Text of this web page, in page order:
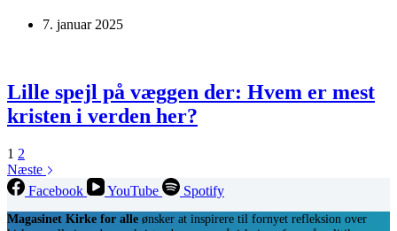
7. januar 2025
Lille spejl på væggen der: Hvem er mest
kristen i verden her?
1 2
Næste
Facebook
YouTube Spotify
Magasinet Kirke for alle ønsker at inspirere til fornyet refleksion over